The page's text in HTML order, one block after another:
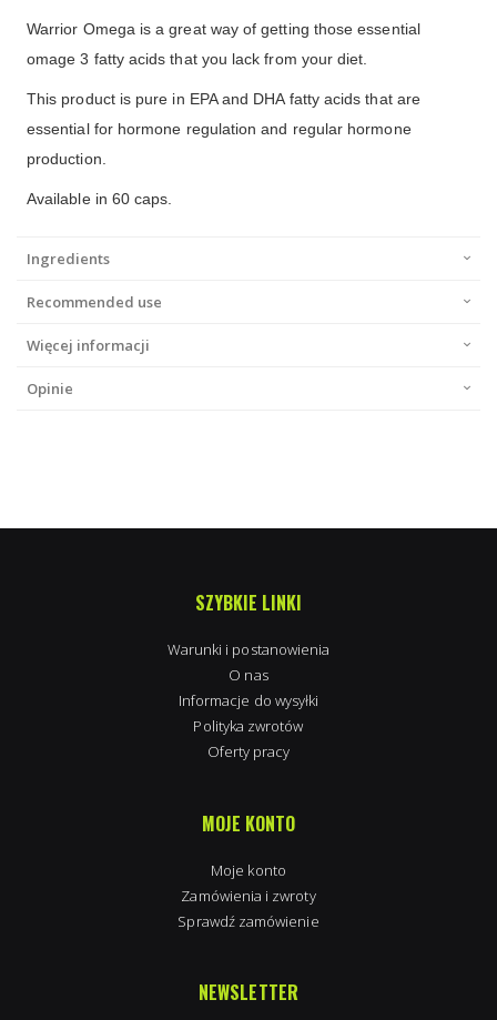
Warrior Omega is a great way of getting those essential
omage 3 fatty acids that you lack from your diet.
This product is pure in EPA and DHA fatty acids that are
essential for hormone regulation and regular hormone
production.
Available in 60 caps.
Ingredients
Recommended use
Więcej informacji
Opinie
SZYBKIE LINKI
Warunki i postanowienia
O nas
Informacje do wysyłki
Polityka zwrotów
Oferty pracy
MOJE KONTO
Moje konto
Zamówienia i zwroty
Sprawdź zamówienie
NEWSLETTER